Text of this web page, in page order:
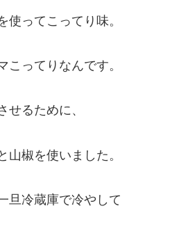
使ってこってり味。
こってりなんです。
せるために、
山椒を使いました。
旦冷蔵庫で冷やして